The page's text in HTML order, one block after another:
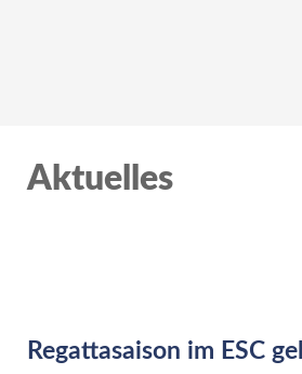
Aktuelles
Regattasaison im ESC